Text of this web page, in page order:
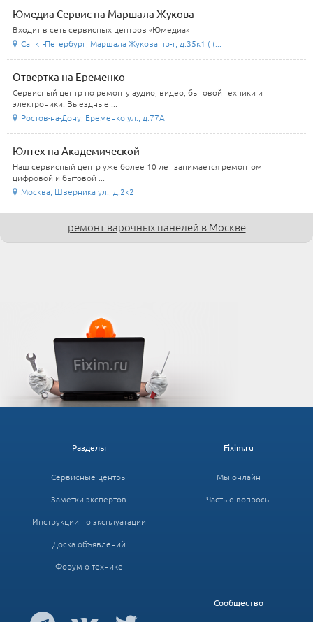
Юмедиа Сервис на Маршала Жукова
Входит в сеть сервисных центров «Юмедиа»
Санкт-Петербург, Маршала Жукова пр-т, д.35к1 ( (...
Отвертка на Еременко
Сервисный центр по ремонту аудио, видео, бытовой техники и
электроники. Выездные ...
Ростов-на-Дону, Еременко ул., д.77А
Юлтех на Академической
Наш сервисный центр уже более 10 лет занимается ремонтом
цифровой и бытовой ...
Москва, Шверника ул., д.2к2
ремонт варочных панелей в Москве
Fixim.ru
Мы онлайн
Частые вопросы
Разделы
Сервисные центры
Заметки экспертов
Инструкции по эксплуатации
Доска объявлений
Форум о технике
Сообщество